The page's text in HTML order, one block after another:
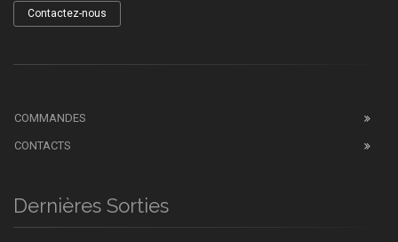
Contactez-nous
COMMANDES
CONTACTS
Dernières Sorties